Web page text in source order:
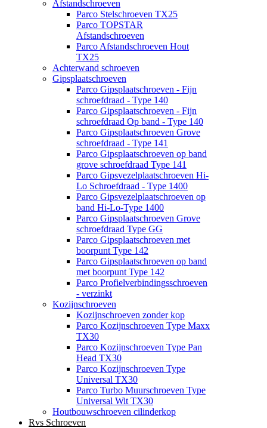
Afstandschroeven
Parco Stelschroeven TX25
Parco TOPSTAR
Afstandschroeven
Parco Afstandschroeven Hout
TX25
Achterwand schroeven
Gipsplaatschroeven
Parco Gipsplaatschroeven - Fijn
schroefdraad - Type 140
Parco Gipsplaatschroeven - Fijn
schroefdraad Op band - Type 140
Parco Gipsplaatschroeven Grove
schroefdraad - Type 141
Parco Gipsplaatschroeven op band
grove schroefdraad Type 141
Parco Gipsvezelplaatschroeven Hi-
Lo Schroefdraad - Type 1400
Parco Gipsvezelplaatschroeven op
band Hi-Lo-Type 1400
Parco Gipsplaatschroeven Grove
schroefdraad Type GG
Parco Gipsplaatschroeven met
boorpunt Type 142
Parco Gipsplaatschroeven op band
met boorpunt Type 142
Parco Profielverbindingsschroeven
- verzinkt
Kozijnschroeven
Kozijnschroeven zonder kop
Parco Kozijnschroeven Type Maxx
TX30
Parco Kozijnschroeven Type Pan
Head TX30
Parco Kozijnschroeven Type
Universal TX30
Parco Turbo Muurschroeven Type
Universal Wit TX30
Houtbouwschroeven cilinderkop
Rvs Schroeven